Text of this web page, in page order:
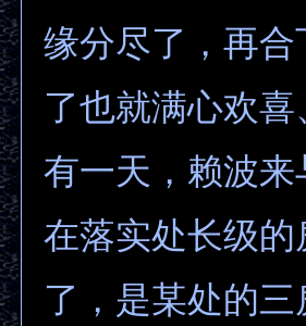
缘分尽了，再
了也就满心欢
有一天，赖波
在落实处长级
了，是某处的